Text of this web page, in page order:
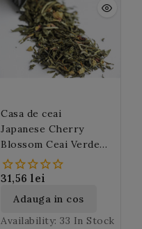
Casa de ceai
Japanese Cherry
Blossom Ceai Verde
Japonez Sencha – Casa
De Ceai M46
31,56 lei
Adauga in cos
Availability: 33 In Stock